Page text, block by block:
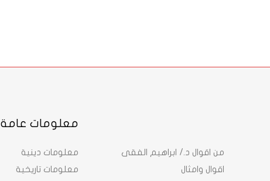
معلومات عامة
معلومات دينية
معلومات تاريخية
من اقوال د./ ابراهيم الفقى
اقوال وامثال